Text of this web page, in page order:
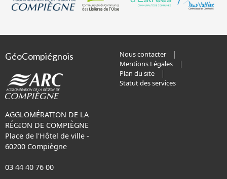
GéoCompiégnois
AGGLOMÉRATION DE LA
RÉGION DE COMPIÈGNE
Place de l'Hôtel de ville -
60200 Compiègne
03 44 40 76 00
Nous contacter
Mentions Légales
Plan du site
Statut des services